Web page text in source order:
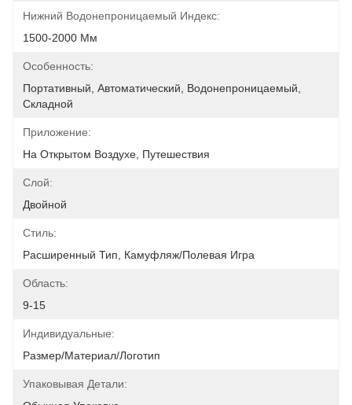
Нижний Водонепроницаемый Индекс:
1500-2000 Мм
Особенность:
Портативный, Автоматический, Водонепроницаемый,
Складной
Приложение:
На Открытом Воздухе, Путешествия
Слой:
Двойной
Стиль:
Расширенный Тип, Камуфляж/полевая Игра
Область:
9-15
Индивидуальные:
Размер/Материал/Логотип
Упаковывая Детали: